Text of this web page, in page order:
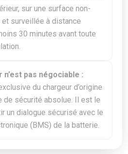
sur une surface non-
et surveillée à distance
30 minutes avant toute
n’est pas négociable :
du chargeur d’origine
de sécurité absolue. Il est le
un dialogue sécurisé avec le
(BMS) de la batterie.